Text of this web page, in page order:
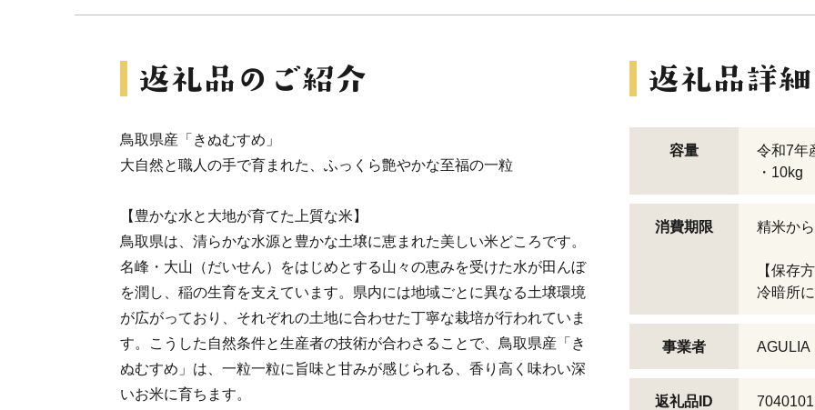
鳥取県産「きぬむすめ」
大自然と職人の手で育まれた、ふっくら艶やかな至福の一粒
【豊かな水と大地が育てた上質な米】
鳥取県は、清らかな水源と豊かな土壌に恵まれた美しい米どころです。
名峰・大山（だいせん）をはじめとする山々の恵みを受けた水が田んぼ
を潤し、稲の生育を支えています。県内には地域ごとに異なる土壌環境
が広がっており、それぞれの土地に合わせた丁寧な栽培が行われていま
す。こうした自然条件と生産者の技術が合わさることで、鳥取県産「き
ぬむすめ」は、一粒一粒に旨味と甘みが感じられる、香り高く味わい深
いお米に育ちます。
容量
令和7
・10kg
消費期限 精米か
【保存
冷暗所
事業者 AGULIA
返礼品ID 7040101